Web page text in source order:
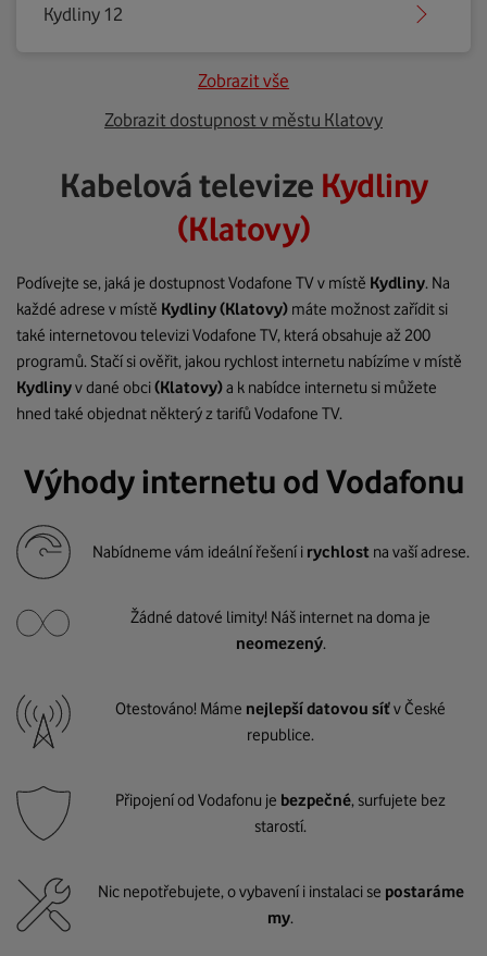
Kydliny 12
Zobrazit vše
Zobrazit dostupnost v městu Klatovy
Kabelová televize Kydliny
(Klatovy)
Podívejte se, jaká je dostupnost Vodafone TV v místě Kydliny. Na
každé adrese v místě Kydliny(Klatovy) máte možnost zařídit si
také internetovou televizi Vodafone TV, která obsahuje až 200
programů. Stačí si ověřit, jakou rychlost internetu nabízíme v místě
Kydlinyv dané obci(Klatovy)a k nabídce internetu si můžete
hned také objednat některý z tarifů Vodafone TV.
Výhody internetu od Vodafonu
Nabídneme vám ideální řešení i rychlost na vaší adrese.
Žádné datové limity! Náš internet na doma je
neomezený.
Otestováno! Máme nejlepší datovou síťv České
republice.
Připojení od Vodafonu je bezpečné, surfujete bez
starostí.
Nic nepotřebujete, o vybavení i instalaci se postaráme
my.